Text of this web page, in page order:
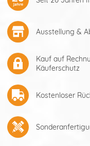
Ausstellung &
Kauf auf
Käuferschutz
Kostenloser